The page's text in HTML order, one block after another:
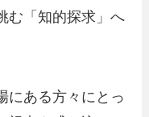
む「知的探求」へ
にある方々にとっ